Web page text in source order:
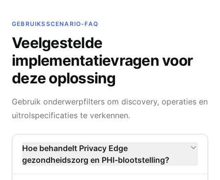
GEBRUIKSSCENARIO-FAQ
Veelgestelde
implementatievragen voor
deze oplossing
Gebruik onderwerpfilters om discovery, operaties en
uitrolspecificaties te verkennen.
Hoe behandelt Privacy Edge
gezondheidszorg en PHI-blootstelling?